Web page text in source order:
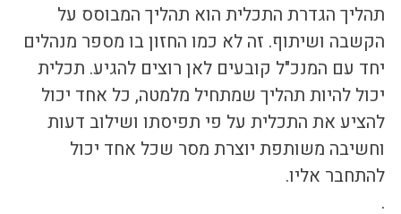
תהליך הגדרת התכלית הוא תהליך המבוסס על
הקשבה ושיתוף. זה לא כמו החזון בו מספר מנהלים
יחד עם המנכ"ל קובעים לאן רוצים להגיע. תכלית
יכול להיות תהליך שמתחיל מלמטה, כל אחד יכול
להציע את התכלית על פי תפיסתו ושילוב דעות
וחשיבה משותפת יוצרת מסר שכל אחד יכול
להתחבר אליו.
.